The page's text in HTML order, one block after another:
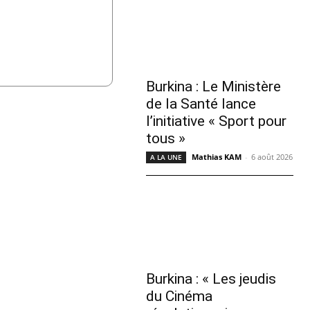
Burkina : Le Ministère
de la Santé lance
l’initiative « Sport pour
tous »
A LA UNE Mathias KAM - 6 août 2026
Burkina : « Les jeudis
du Cinéma